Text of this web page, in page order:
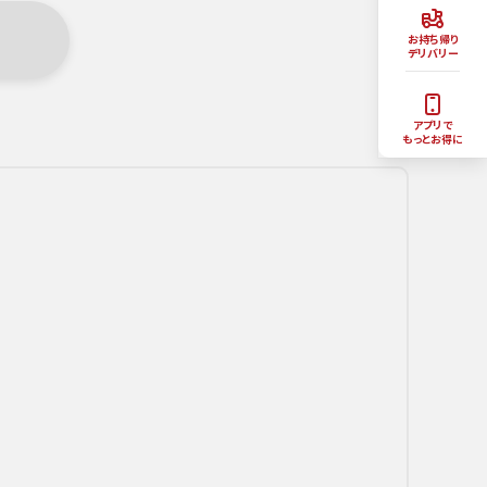
お持ち帰り
デリバリー
アプリで
もっとお得に